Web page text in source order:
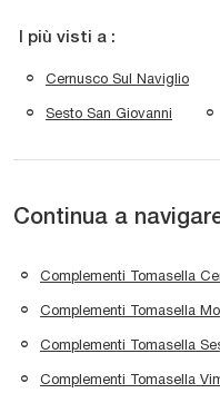
I più visti a :
Cernusco Sul Naviglio
Sesto San Giovanni
Continua a
Complementi Tomasella
Complementi Tomasella
Complementi Tomasella
Complementi Tomasella